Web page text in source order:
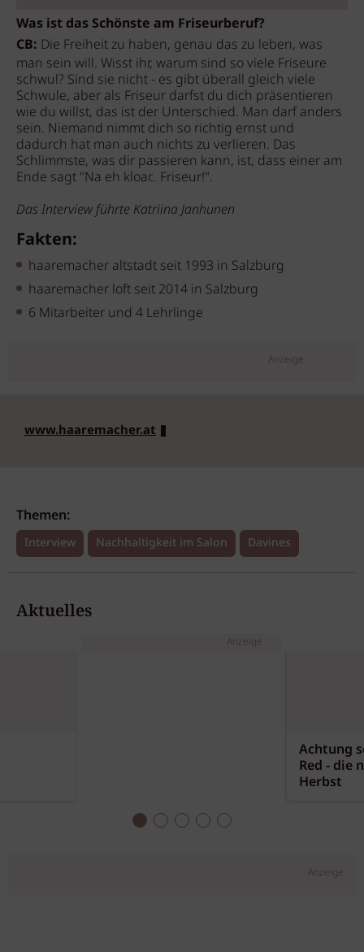
Was ist das Schönste am Friseurberuf?
CB: Die Freiheit zu haben, genau das zu leben, was
man sein will. Wisst ihr, warum sind so viele Friseure
schwul? Sind sie nicht - es gibt überall gleich viele
Schwule, aber als Friseur darfst du dich präsentieren
wie du willst, das ist der Unterschied. Man darf anders
sein. Niemand nimmt dich so richtig ernst und
dadurch hat man auch nichts zu verlieren. Das
Schlimmste, was dir passieren kann, ist, dass einer am
Ende sagt "Na eh kloar.. Friseur!".
Das Interview führte Katriina Janhunen
Fakten:
haaremacher altstadt seit 1993 in Salzburg
haaremacher loft seit 2014 in Salzburg
6 Mitarbeiter und 4 Lehrlinge
Anzeige
www.haaremacher.at
Themen:
Interview Nachhaltigkeit im Salon Davines
Aktuelles
Anzeige
Achtung
Red - die
Herbst
Anzeige